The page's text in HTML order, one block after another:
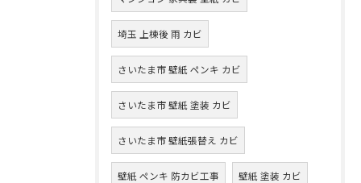
埼玉 上棟後 雨 カビ
さいたま市 壁紙 ペンキ カビ
さいたま市 壁紙 塗装 カビ
さいたま市 壁紙張替え カビ
壁紙 ペンキ 防カビ工事 壁紙 塗装 カビ